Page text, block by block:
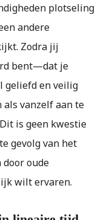
plotseling
andere
Zodra jij
bent—dat je
geliefd en veilig
vanzelf aan te
is geen kwestie
gevolg van het
oude
wilt ervaren.